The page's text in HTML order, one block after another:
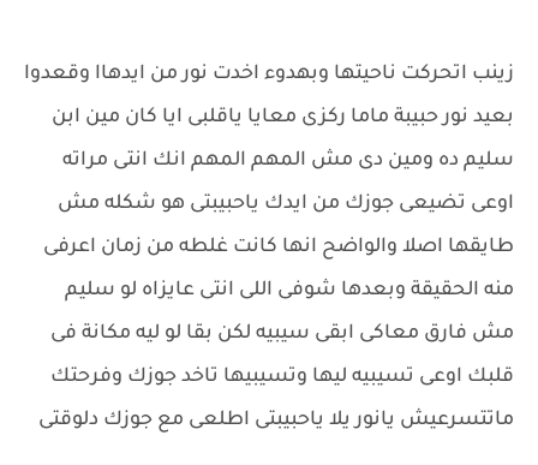
زينب اتحركت ناحيتها وبهدوء اخدت نور من ايدهاا وقعدوا
بعيد نور حبيبة ماما ركزى معايا ياقلبى ايا كان مين ابن
سليم ده ومين دى مش المهم المهم انك انتى مراته
اوعى تضيعى جوزك من ايدك ياحبيبتى هو شكله مش
طايقها اصلا والواضح انها كانت غلطه من زمان اعرفى
منه الحقيقة وبعدها شوفى اللى انتى عايزاه لو سليم
مش فارق معاكى ابقى سيبيه لكن بقا لو ليه مكانة فى
قلبك اوعى تسيبيه ليها وتسيبيها تاخد جوزك وفرحتك
ماتتسرعيش يانور يلا ياحبيبتى اطلعى مع جوزك دلوقتى